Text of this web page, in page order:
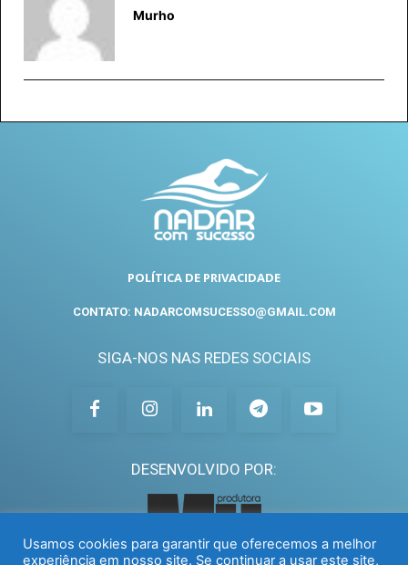
Murho
POLÍTICA DE PRIVACIDADE
CONTATO: NADARCOMSUCESSO@GMAIL.COM
SIGA-NOS NAS REDES SOCIAIS
DESENVOLVIDO POR:
Usamos cookies para garantir que oferecemos a melhor
experiência em nosso site. Se continuar a usar este site,